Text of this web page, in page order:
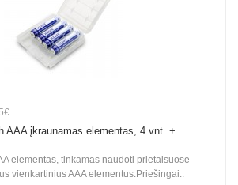
AAA įkraunamas elementas, 4 vnt. +
elementas, tinkamas naudoti prietaisuose
vienkartinius AAA elementus.Priešingai..